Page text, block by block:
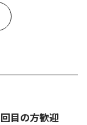
目の方歓迎